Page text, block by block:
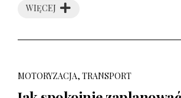
WIĘCEJ
MOTORYZACJA, TRANSPORT